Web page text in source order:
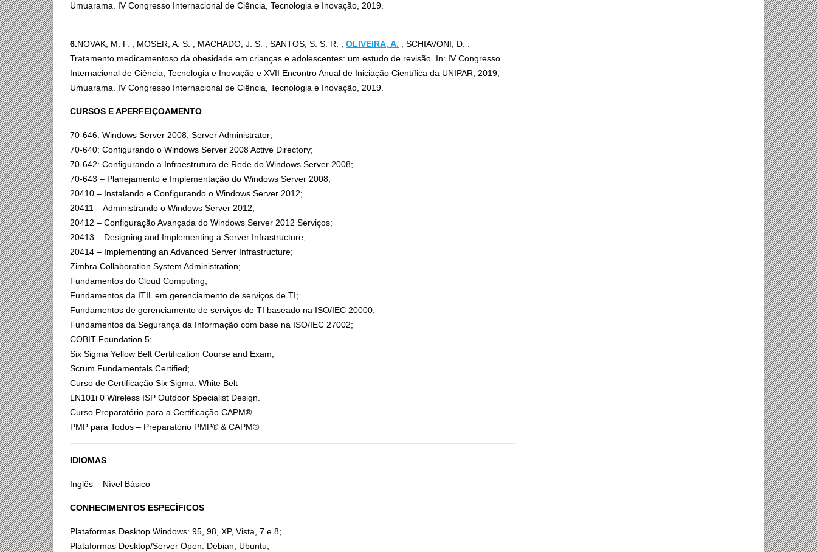
Umuarama. IV Congresso Internacional de Ciência, Tecnologia e Inovação, 2019.
6.NOVAK, M. F. ; MOSER, A. S. ; MACHADO, J. S. ; SANTOS, S. S. R. ; OLIVEIRA, A. ; SCHIAVONI, D. .
Tratamento medicamentoso da obesidade em crianças e adolescentes: um estudo de revisão. In: IV Congresso
Internacional de Ciência, Tecnologia e Inovação e XVII Encontro Anual de Iniciação Científica da UNIPAR, 2019,
Umuarama. IV Congresso Internacional de Ciência, Tecnologia e Inovação, 2019.
CURSOS E APERFEIÇOAMENTO
70-646: Windows Server 2008, Server Administrator;
70-640: Configurando o Windows Server 2008 Active Directory;
70-642: Configurando a Infraestrutura de Rede do Windows Server 2008;
70-643 – Planejamento e Implementação do Windows Server 2008;
20410 – Instalando e Configurando o Windows Server 2012;
20411 – Administrando o Windows Server 2012;
20412 – Configuração Avançada do Windows Server 2012 Serviços;
20413 – Designing and Implementing a Server Infrastructure;
20414 – Implementing an Advanced Server Infrastructure;
Zimbra Collaboration System Administration;
Fundamentos do Cloud Computing;
Fundamentos da ITIL em gerenciamento de serviços de TI;
Fundamentos de gerenciamento de serviços de TI baseado na ISO/IEC 20000;
Fundamentos da Segurança da Informação com base na ISO/IEC 27002;
COBIT Foundation 5;
Six Sigma Yellow Belt Certification Course and Exam;
Scrum Fundamentals Certified;
Curso de Certificação Six Sigma: White Belt
LN101i 0 Wireless ISP Outdoor Specialist Design.
Curso Preparatório para a Certificação CAPM®
PMP para Todos – Preparatório PMP® & CAPM®
IDIOMAS
Inglês – Nível Básico
CONHECIMENTOS ESPECÍFICOS
Plataformas Desktop Windows: 95, 98, XP, Vista, 7 e 8;
Plataformas Desktop/Server Open: Debian, Ubuntu;